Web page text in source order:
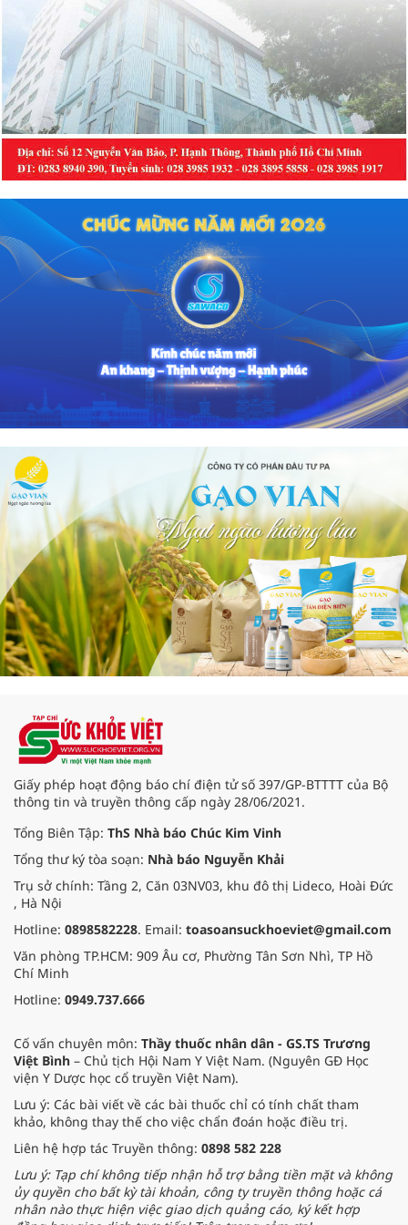
Giấy phép hoạt động báo chí điện tử số 397/GP-BTTTT của Bộ
thông tin và truyền thông cấp ngày 28/06/2021.
Tổng Biên Tập: ThS Nhà báo Chúc Kim Vinh
Tổng thư ký tòa soạn: Nhà báo Nguyễn Khải
Trụ sở chính: Tầng 2, Căn 03NV03, khu đô thị Lideco, Hoài Đức
, Hà Nội
Hotline: 0898582228. Email: toasoansuckhoeviet@gmail.com
Văn phòng TP.HCM: 909 Âu cơ, Phường Tân Sơn Nhì, TP Hồ
Chí Minh
Hotline: 0949.737.666
Cố vấn chuyên môn: Thầy thuốc nhân dân - GS.TS Trương
Việt Bình – Chủ tịch Hội Nam Y Việt Nam. (Nguyên GĐ Học
viện Y Dược học cổ truyền Việt Nam).
Lưu ý: Các bài viết về các bài thuốc chỉ có tính chất tham
khảo, không thay thế cho việc chẩn đoán hoặc điều trị.
Liên hệ hợp tác Truyền thông: 0898 582 228
Lưu ý: Tạp chí không tiếp nhận hỗ trợ bằng tiền mặt và không
ủy quyền cho bất kỳ tài khoản, công ty truyền thông hoặc cá
nhân nào thực hiện việc giao dịch quảng cáo, ký kết hợp